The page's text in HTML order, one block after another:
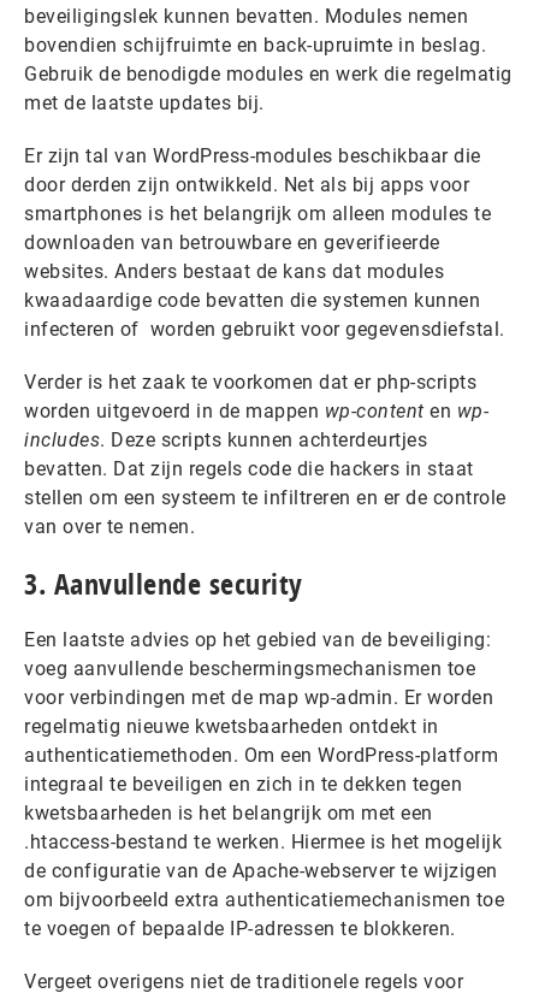
beveiligingslek kunnen bevatten. Modules nemen
bovendien schijfruimte en back-upruimte in beslag.
Gebruik de benodigde modules en werk die regelmatig
met de laatste updates bij.
Er zijn tal van WordPress-modules beschikbaar die
door derden zijn ontwikkeld. Net als bij apps voor
smartphones is het belangrijk om alleen modules te
downloaden van betrouwbare en geverifieerde
websites. Anders bestaat de kans dat modules
kwaadaardige code bevatten die systemen kunnen
infecteren of worden gebruikt voor gegevensdiefstal.
Verder is het zaak te voorkomen dat er php-scripts
worden uitgevoerd in de mappen wp-content en wp-
includes. Deze scripts kunnen achterdeurtjes
bevatten. Dat zijn regels code die hackers in staat
stellen om een systeem te infiltreren en er de controle
van over te nemen.
3. Aanvullende security
Een laatste advies op het gebied van de beveiliging:
voeg aanvullende beschermingsmechanismen toe
voor verbindingen met de map wp-admin. Er worden
regelmatig nieuwe kwetsbaarheden ontdekt in
authenticatiemethoden. Om een WordPress-platform
integraal te beveiligen en zich in te dekken tegen
kwetsbaarheden is het belangrijk om met een
.htaccess-bestand te werken. Hiermee is het mogelijk
de configuratie van de Apache-webserver te wijzigen
om bijvoorbeeld extra authenticatiemechanismen toe
te voegen of bepaalde IP-adressen te blokkeren.
Vergeet overigens niet de traditionele regels voor